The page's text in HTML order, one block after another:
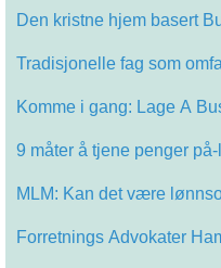
Den kristne hjem basert
Tradisjonelle fag som
Komme i gang: Lage A
9 måter å tjene penger
MLM: Kan det være
Forretnings Advokater